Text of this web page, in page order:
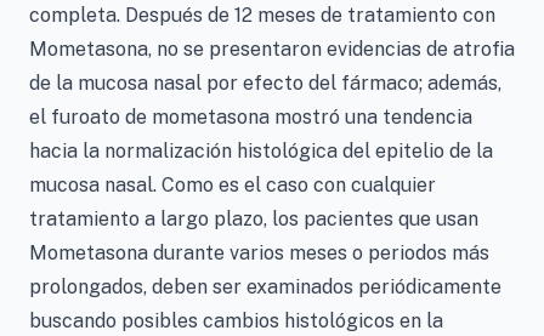
completa. Después de 12 meses de tratamiento con
Mometasona, no se presentaron evidencias de atrofia
de la mucosa nasal por efecto del fármaco; además,
el furoato de mometasona mostró una tendencia
hacia la normalización histológica del epitelio de la
mucosa nasal. Como es el caso con cualquier
tratamiento a largo plazo, los pacientes que usan
Mometasona durante varios meses o periodos más
prolongados, deben ser examinados periódicamente
buscando posibles cambios histológicos en la